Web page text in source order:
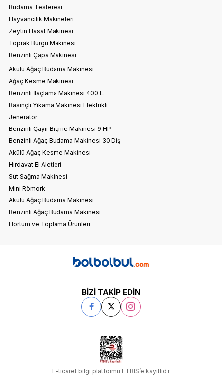
Budama Testeresi
Hayvancılık Makineleri
Zeytin Hasat Makinesi
Toprak Burgu Makinesi
Benzinli Çapa Makinesi
Akülü Ağaç Budama Makinesi
Ağaç Kesme Makinesi
Benzinli İlaçlama Makinesi 400 L.
Basınçlı Yıkama Makinesi Elektrikli
Jeneratör
Benzinli Çayır Biçme Makinesi 9 HP
Benzinli Ağaç Budama Makinesi 30 Diş
Akülü Ağaç Kesme Makinesi
Hırdavat El Aletleri
Süt Sağma Makinesi
Mini Römork
Akülü Ağaç Budama Makinesi
Benzinli Ağaç Budama Makinesi
Hortum ve Toplama Ürünleri
BİZİ TAKİP EDİN
E-ticaret bilgi platformu ETBIS’e kayıtlıdır